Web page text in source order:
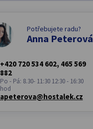
Potřebujete radu?
Anna Peterová
+420 720 534 602, 465 569
882
Po - Pá: 8.30- 11:30 12:30 - 16:30
hod
apeterova@hostalek.cz